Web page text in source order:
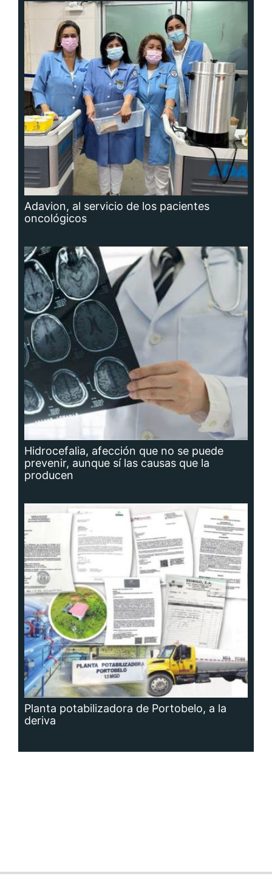
Adavion, al servicio de los pacientes
oncológicos
Hidrocefalia, afección que no se puede
prevenir, aunque sí las causas que la
producen
Planta potabilizadora de Portobelo, a la
deriva